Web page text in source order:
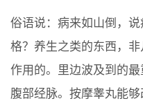
俗语说：病来如山倒，
格？养生之类的东西，
作用的。里边波及到的
腹部经脉。按摩睾丸能